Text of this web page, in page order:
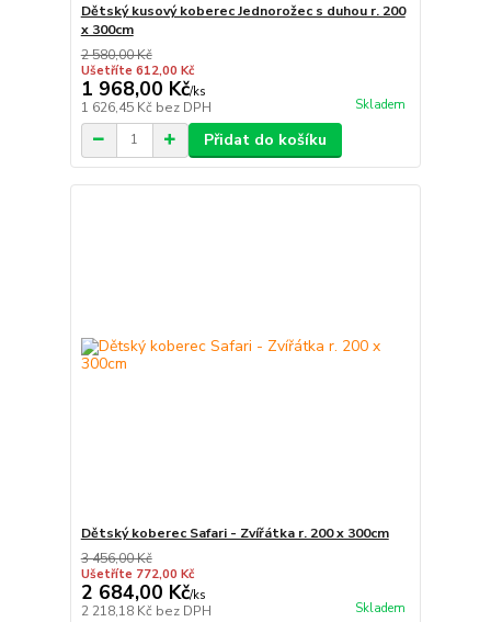
Dětský kusový koberec Jednorožec s duhou r. 200
x 300cm
2 580,00 Kč
Ušetříte 612,00 Kč
1 968,00 Kč/ks
1 626,45 Kč bez DPH Skladem
Přidat do košíku
Dětský koberec Safari - Zvířátka r. 200 x 300cm
3 456,00 Kč
Ušetříte 772,00 Kč
2 684,00 Kč/ks
2 218,18 Kč bez DPH Skladem